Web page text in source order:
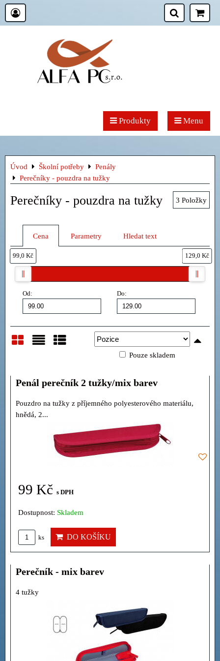
Produkty Menu
Úvod Školní potřeby
Penály
Perečníky - pouzdra na tužky
Perečníky - pouzdra na tužky 3 Položky
Cena Parametry Hledat text
Od: Do:
99,0 Kč 129,0 Kč
Pouze skladem
Penál perečník 2 tužky/mix barev
Pouzdro na tužky z příjemného polyesterového materiálu,
hnědá, 2...
99 Kč s DPH
Dostupnost: Skladem
ks DO KOŠÍKU
Perečník - mix barev
4 tužky